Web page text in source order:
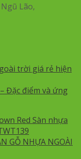
Lão,
trời giá rẻ hiện
Đặc điểm và ứng
Sàn nhựa
GỖ NHỰA NGOÀI